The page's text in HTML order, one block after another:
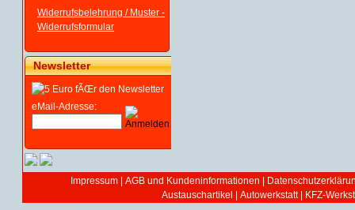
Widerrufsbelehrung / Muster -
Widerrufsformular
Newsletter
eMail-Adresse:
Impressum AGB und Kundeninformationen
Austauschartikel
Autowerkstatt | KFZ-